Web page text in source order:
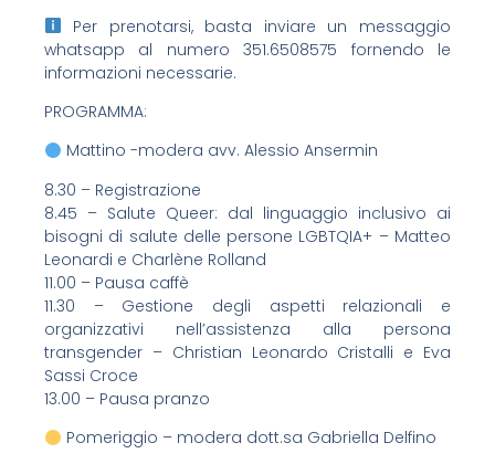
Per prenotarsi, basta inviare un messaggio
whatsapp al numero 351.6508575 fornendo le
informazioni necessarie.
PROGRAMMA:
Mattino -modera avv. Alessio Ansermin
8.30 – Registrazione
8.45 – Salute Queer: dal linguaggio inclusivo ai
bisogni di salute delle persone LGBTQIA+ – Matteo
Leonardi e Charlène Rolland
11.00 – Pausa caffè
11.30 – Gestione degli aspetti relazionali e
organizzativi nell’assistenza alla persona
transgender – Christian Leonardo Cristalli e Eva
Sassi Croce
13.00 – Pausa pranzo
Pomeriggio – modera dott.sa Gabriella Delfino